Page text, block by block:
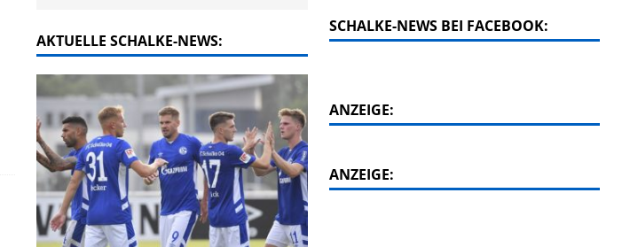
AKTUELLE SCHALKE-NEWS:
SCHALKE-NEWS BEI FACEBOOK:
ANZEIGE:
ANZEIGE: